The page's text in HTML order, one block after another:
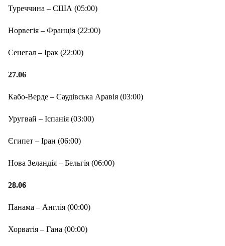
Туреччина – США (05:00)
Норвегія – Франція (22:00)
Сенегал – Ірак (22:00)
27.06
Кабо-Верде – Саудівська Аравія (03:00)
Уругвай – Іспанія (03:00)
Єгипет – Іран (06:00)
Нова Зеландія – Бельгія (06:00)
28.06
Панама – Англія (00:00)
Хорватія – Гана (00:00)